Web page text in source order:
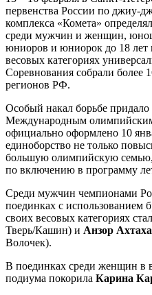
первенства России по джиу-
комплекса «Комета»
среди мужчин и женщин,
юниоров и юниорок до 18 лет
весовых категориях
Соревнования собрали более
регионов РФ.
Особый накал борьбе
Международным
официально оформлено 10
единоборство не только
большую олимпийскую
по включению в программу
Среди мужчин чемпионами
поединках с использованием
своих весовых категориях
Тверь/Кашин) и Анзор
Волочек).
В поединках среди женщин в
подиума покорила Карина